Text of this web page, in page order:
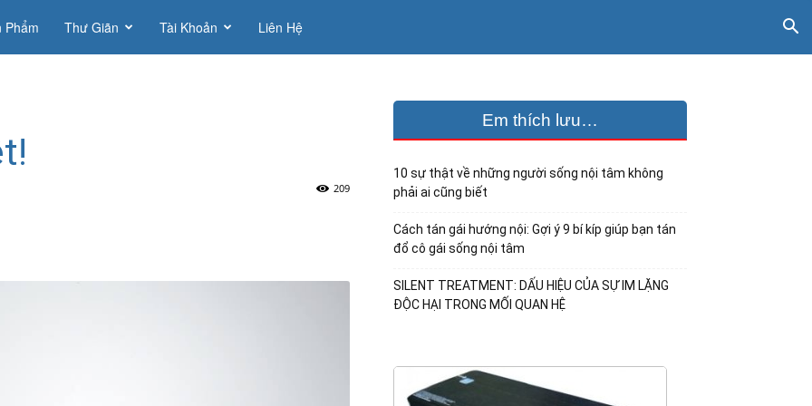
Phẩm Thư Giãn Tài Khoản Liên Hệ
209
Em thích lưu…
10 sự thật về những người sống nội tâm không
phải ai cũng biết
Cách tán gái hướng nội: Gợi ý 9 bí kíp giúp bạn tán
đổ cô gái sống nội tâm
SILENT TREATMENT: DẤU HIỆU CỦA SỰ IM LẶNG
ĐỘC HẠI TRONG MỐI QUAN HỆ